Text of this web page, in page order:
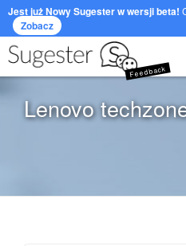
Jest już Nowy Sugester w wersji beta!
Zobacz
Feedback
Lenovo